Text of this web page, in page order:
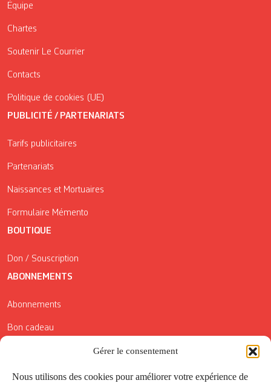
Gérer le consentement
Nous utilisons des cookies pour améliorer votre expérience de
Équipe
Chartes
Soutenir Le Courrier
Contacts
Politique de cookies (UE)
PUBLICITÉ / PARTENARIATS
Tarifs publicitaires
Partenariats
Naissances et Mortuaires
Formulaire Mémento
BOUTIQUE
Don / Souscription
ABONNEMENTS
Abonnements
Bon cadeau
Conditions générales de vente
Réductions de la Carte Côté Courrier